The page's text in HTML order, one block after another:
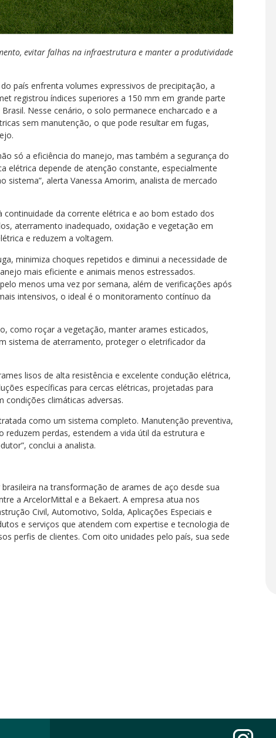
evitar falhas na infraestrutura e manter a produtividade
país enfrenta volumes expressivos de precipitação, a
registrou índices superiores a 150 mm em grande parte
Nesse cenário, o solo permanece encharcado e a
sem manutenção, o que pode resultar em fugas,
só a eficiência do manejo, mas também a segurança do
elétrica depende de atenção constante, especialmente
sistema”, alerta Vanessa Amorim, analista de mercado
da corrente elétrica e ao bom estado dos
aterramento inadequado, oxidação e vegetação em
e reduzem a voltagem.
minimiza choques repetidos e diminui a necessidade de
mais eficiente e animais menos estressados.
menos uma vez por semana, além de verificações após
intensivos, o ideal é o monitoramento contínuo da
como roçar a vegetação, manter arames esticados,
sistema de aterramento, proteger o eletrificador da
lisos de alta resistência e excelente condução elétrica,
específicas para cercas elétricas, projetadas para
climáticas adversas.
como um sistema completo. Manutenção preventiva,
perdas, estendem a vida útil da estrutura e
conclui a analista.
na transformação de arames de aço desde sua
a ArcelorMittal e a Bekaert. A empresa atua nos
Civil, Automotivo, Solda, Aplicações Especiais e
e serviços que atendem com expertise e tecnologia de
perfis de clientes. Com oito unidades pelo país, sua sede